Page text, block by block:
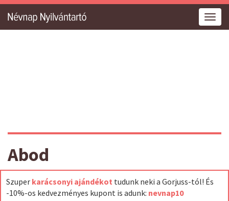
Abod
Szuper karácsonyi ajándékot tudunk neki a Gorjuss-tól! És
-10%-os kedvezményes kupont is adunk: nevnap10